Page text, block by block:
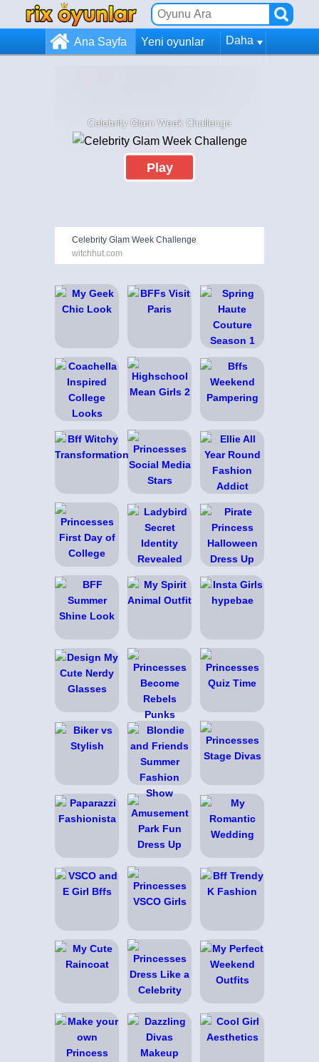
Ana Sayfa Yeni oyunlar Daha
Celebrity Glam Week Challenge
Play
Celebrity Glam Week Challenge
witchhut.com